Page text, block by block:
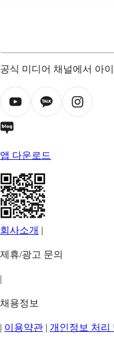
공식 미디어 채널에서 아
앱 다운로드
회사소개 |
제휴/광고 문의
|
채용정보
| 이용약관 | 개인정보 처리